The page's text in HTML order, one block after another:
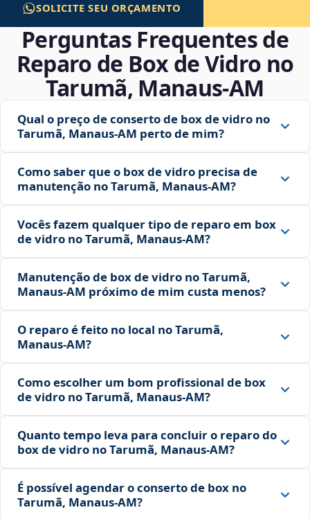
SOLICITE SEU ORÇAMENTO
Perguntas Frequentes de
Reparo de Box de Vidro no
Tarumã, Manaus‑AM
Qual o preço de conserto de box de vidro no
Tarumã, Manaus‑AM perto de mim?
Como saber que o box de vidro precisa de
manutenção no Tarumã, Manaus‑AM?
Vocês fazem qualquer tipo de reparo em box
de vidro no Tarumã, Manaus‑AM?
Manutenção de box de vidro no Tarumã,
Manaus‑AM próximo de mim custa menos?
O reparo é feito no local no Tarumã,
Manaus‑AM?
Como escolher um bom profissional de box
de vidro no Tarumã, Manaus‑AM?
Quanto tempo leva para concluir o reparo do
box de vidro no Tarumã, Manaus‑AM?
É possível agendar o conserto de box no
Tarumã, Manaus‑AM?